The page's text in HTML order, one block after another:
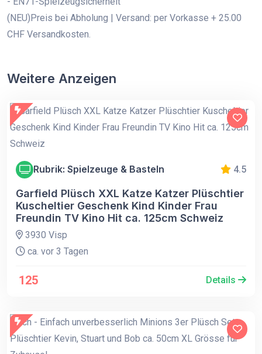
(NEU)Preis bei Abholung | Versand: per Vorkasse + 25.00
CHF Versandkosten.
Weitere Anzeigen
Rubrik: Spielzeuge & Basteln 4.5
Garfield Plüsch XXL Katze Katzer Plüschtier
Kuscheltier Geschenk Kind Kinder Frau
Freundin TV Kino Hit ca. 125cm Schweiz
3930 Visp
ca. vor 3 Tagen
125 Details